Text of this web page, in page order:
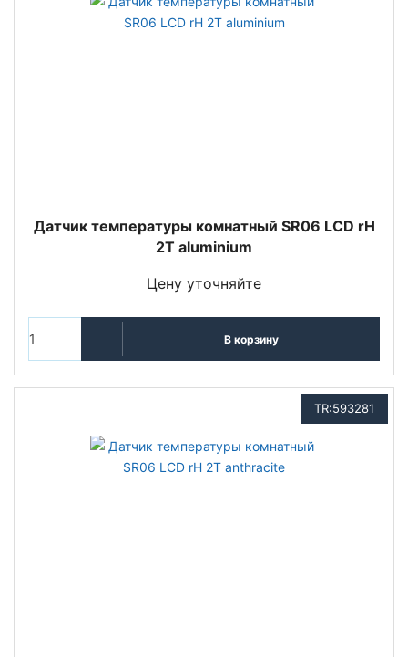
Датчик температуры комнатный SR06 LCD rH
2T aluminium
Цену уточняйте
В корзину
TR:593281